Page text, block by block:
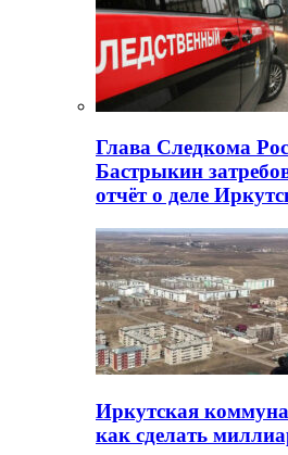
Глава Следкома
Бастрыкин
отчёт о деле
Иркутская
как сделать